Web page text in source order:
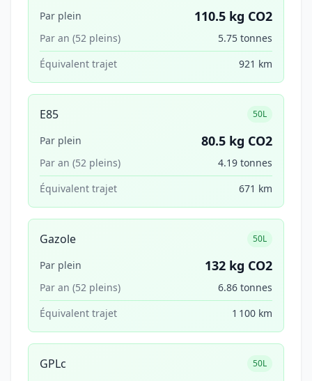
Par plein 110.5 kg CO2
Par an (52 pleins)
5.75 tonnes
Équivalent trajet
921 km
E85 50L
Par plein 80.5 kg CO2
Par an (52 pleins)
4.19 tonnes
Équivalent trajet
671 km
Gazole 50L
Par plein 132 kg CO2
Par an (52 pleins)
6.86 tonnes
Équivalent trajet
1 100 km
GPLc 50L